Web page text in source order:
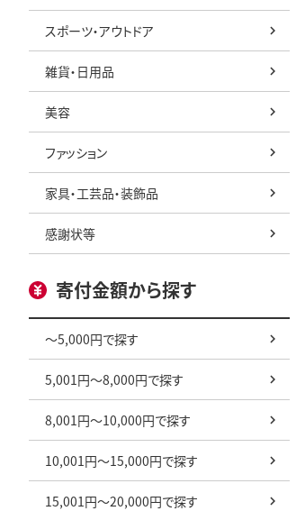
スポーツ・アウトドア
雑貨・日用品
美容
ファッション
家具・工芸品・装飾品
感謝状等
寄付金額から探す
～5,000円で探す
5,001円～8,000円で探す
8,001円～10,000円で探す
10,001円～15,000円で探す
15,001円～20,000円で探す